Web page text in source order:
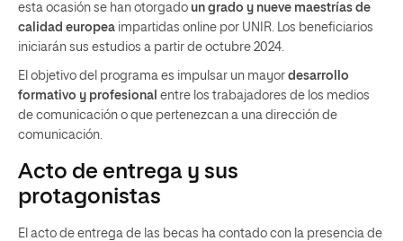
esta ocasión se han otorgado un grado y nueve maestrías de
calidad europea impartidas online por UNIR. Los beneficiarios
iniciarán sus estudios a partir de octubre 2024.
El objetivo del programa es impulsar un mayor desarrollo
formativo y profesional entre los trabajadores de los medios
de comunicación o que pertenezcan a una dirección de
comunicación.
Acto de entrega y sus
protagonistas
El acto de entrega de las becas ha contado con la presencia de